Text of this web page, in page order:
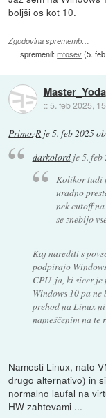
boljši os kot 10.
Zgodovina sprememb…
spremenil:mtosev(5.
Master_Yoda
:: 5. feb 2025,
PrimozR je5. feb 2025
darkolordje5. feb
Kolikor tudi
uradno
nek cutoff
se znebijo
Kaj narediti s
podpirajo
CPU-ja, ki sicer je
Windows 10 pa
prehod na Linux
nameščenim na te
Namesti Linux, nato
drugo alternativo) in
normalno laufal na
HW zahtevami ...